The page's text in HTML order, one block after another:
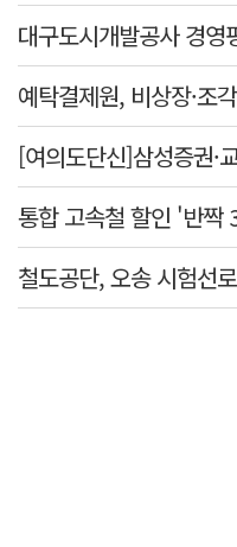
[여의도단신]삼성증권·
통합 고속철 할인 '반